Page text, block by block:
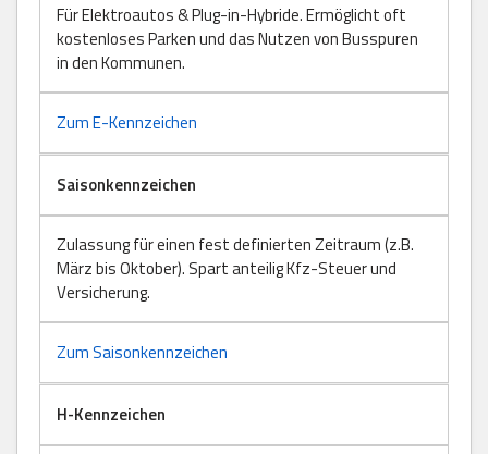
Für Elektroautos & Plug-in-Hybride. Ermöglicht oft
kostenloses Parken und das Nutzen von Busspuren
in den Kommunen.
Zum E-Kennzeichen
Saisonkennzeichen
Zulassung für einen fest definierten Zeitraum (z.B.
März bis Oktober). Spart anteilig Kfz-Steuer und
Versicherung.
Zum Saisonkennzeichen
H-Kennzeichen